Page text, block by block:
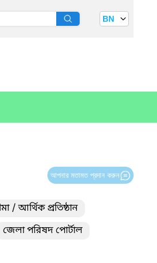
BN
আপনার মতামত প্রদান করুন
/ আর্থিক প্রতিষ্ঠান
জেলা পরিষদ পোর্টাল